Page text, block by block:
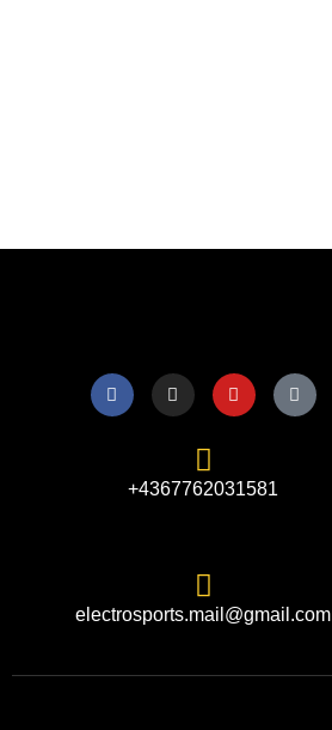
+4367762031581
electrosports.mail@gmail.com